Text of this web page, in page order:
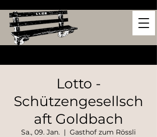
Lotto -
Schützengesellsch
aft Goldbach
Sa., 09. Jan.
  |
Gasthof zum Rössli